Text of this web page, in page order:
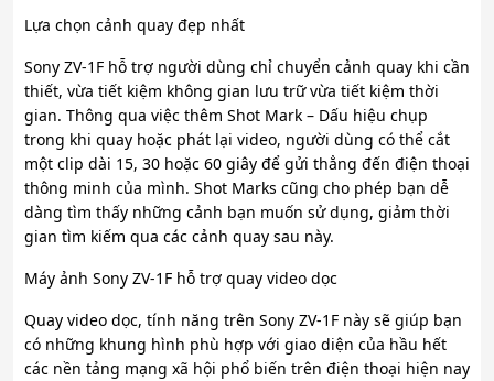
Lựa chọn cảnh quay đẹp nhất
Sony ZV-1F hỗ trợ người dùng chỉ chuyển cảnh quay khi cần
thiết, vừa tiết kiệm không gian lưu trữ vừa tiết kiệm thời
gian. Thông qua việc thêm Shot Mark – Dấu hiệu chụp
trong khi quay hoặc phát lại video, người dùng có thể cắt
một clip dài 15, 30 hoặc 60 giây để gửi thẳng đến điện thoại
thông minh của mình. Shot Marks cũng cho phép bạn dễ
dàng tìm thấy những cảnh bạn muốn sử dụng, giảm thời
gian tìm kiếm qua các cảnh quay sau này.
Máy ảnh Sony ZV-1F hỗ trợ quay video dọc
Quay video dọc, tính năng trên Sony ZV-1F này sẽ giúp bạn
có những khung hình phù hợp với giao diện của hầu hết
các nền tảng mạng xã hội phổ biến trên điện thoại hiện nay